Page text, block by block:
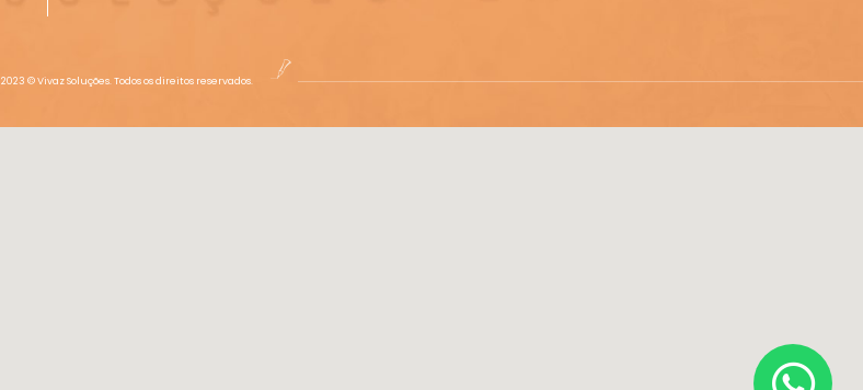
2023 © Vivaz Soluções. Todos os direitos reservados.